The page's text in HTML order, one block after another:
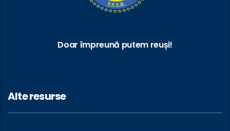
Doar împreună putem reuși!
Alte resurse